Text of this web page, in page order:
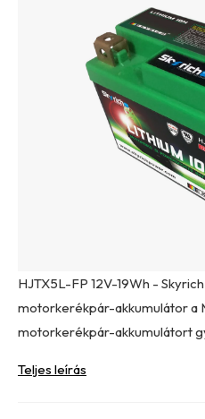
HJTX5L-FP 12V-19Wh -
motorkerékpár-akkumulátor a
motorkerékpár-akkumulátort
Teljes leírás